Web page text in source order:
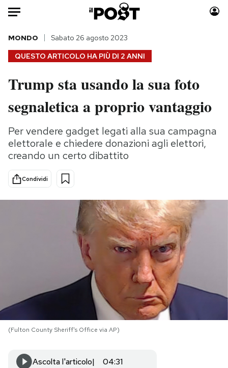
Auto
HOME
Italia
Politica
Tecnologia
Internet
Scienza
Cultura
Economia
Moda
Consumismi
Storie/Idee
Ok Boomer!
Mondiali calcio 2026
NEWSLETTER
QUESTO ARTICOLO HA PIÙ DI 2 ANNI
MONDO Sabato 26 agosto 2023
Trump sta usando la sua foto
segnaletica a proprio vantaggio
Per vendere gadget legati alla sua campagna
elettorale e chiedere donazioni agli elettori,
creando un certo dibattito
Condividi
(Fulton County Sheriff's Office via AP)
Ascolta l'articolo 04:31